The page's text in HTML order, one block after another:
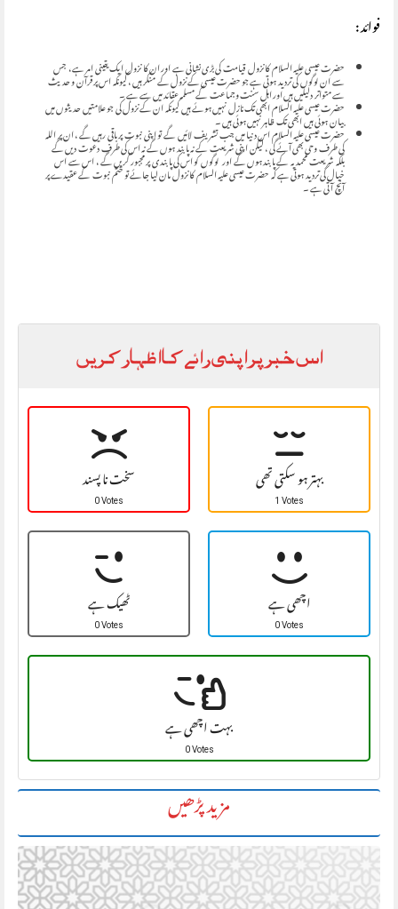
فوائد :
حضرت عیسی علیہ السلام کا نزول قیامت کی بڑی نشانی ہے اور ان کا نزول ایک یقینی امر ہے، جس
سے ان لوگوں کی تردید ہوتی ہے جو حضرت عیسی کے نزول کے منکر ہیں ، کیونکہ اس پر قرآن و حدیث
سے متواتر دلیلیں ہیں اور اہل سنت وجماعت کے مسلمہ عقائد میں سے ہے ۔
حضرت عیسی علیہ السلام ابھی تک نازل نہیں ہوئے ہیں کیونکہ ان کے نزول کی جو علامتیں حدیثوں میں
بیان ہوئی ہیں ابھی تک ظاہر نہیں ہوئی ہیں ۔
حضرت عیسی علیہ السلام اس دنیا میں جب تشریف لائیں گے تو اپنی نبوت پر باقی رہیں گے ، ان پر اللہ
کی طرف وحی بھی آئے گی ، لیکن اپنی شریعت کے نہ پابند ہوں گے نہ اس کی طرف دعوت دیں گے
بلکہ شریعت محمدیہ کے پابند ہوں گے اور لوگوں کو اس کی پابندی پر مجبور کریں گے ، اس سے اس
خیال کی تردید ہوتی ہے کہ حضرت عیسی علیہ السلام کا نزول مان لیا جائے تو ختم نبوت کے عقیدے پر
آنچ آتی ہے ۔
اس خبر پر اپنی رائے کا اظہار کریں
سخت نا پسند
0 Votes بہتر ہو سکتی تھی
1 Votes
ٹھیک ہے
0 Votes اچھی ہے
0 Votes
بہت اچھی ہے
0 Votes
مزید پڑھیں